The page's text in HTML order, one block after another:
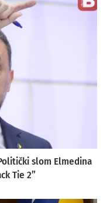
slom Elmedina
Tie 2”